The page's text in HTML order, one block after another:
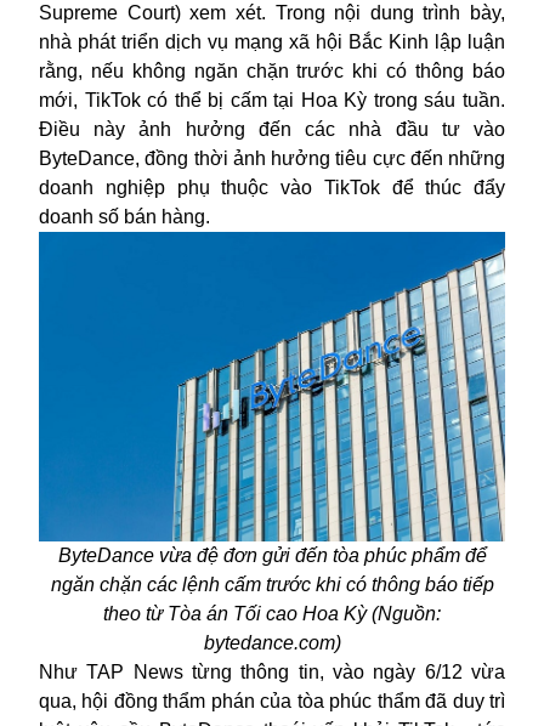
Supreme Court) xem xét. Trong nội dung trình bày,
nhà phát triển dịch vụ mạng xã hội Bắc Kinh lập luận
rằng, nếu không ngăn chặn trước khi có thông báo
mới, TikTok có thể bị cấm tại Hoa Kỳ trong sáu tuần.
Điều này ảnh hưởng đến các nhà đầu tư vào
ByteDance, đồng thời ảnh hưởng tiêu cực đến những
doanh nghiệp phụ thuộc vào TikTok để thúc đẩy
doanh số bán hàng.
ByteDance vừa đệ đơn gửi đến tòa phúc phẩm để
ngăn chặn các lệnh cấm trước khi có thông báo tiếp
theo từ Tòa án Tối cao Hoa Kỳ (Nguồn:
bytedance.com)
Như TAP News từng thông tin, vào ngày 6/12 vừa
qua, hội đồng thẩm phán của tòa phúc thẩm đã duy trì